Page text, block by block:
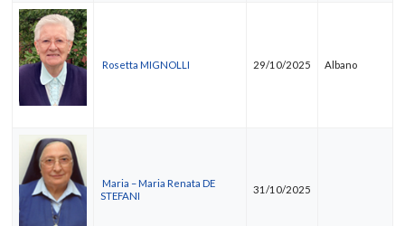
Rosetta MIGNOLLI 29/10/2025 Albano
Maria – Maria Renata DE
STEFANI
31/10/2025